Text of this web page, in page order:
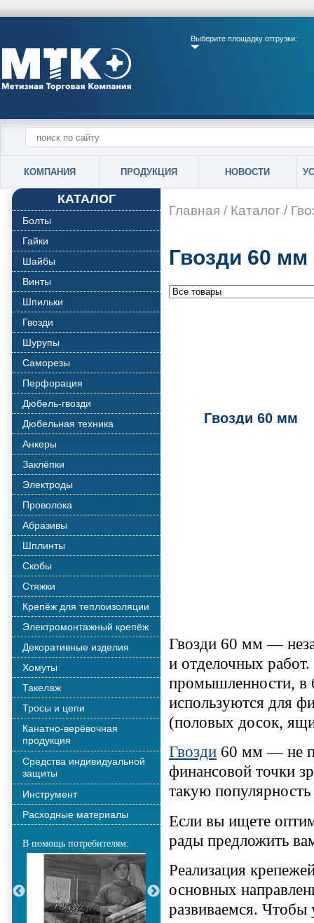
Выберите площадку отгрузки:
КОМПАНИЯ ПРОДУКЦИЯ НОВОСТИ
КАТАЛОГ
Болты
Гайки
Шайбы
Винты
Шпильки
Гвозди
Шурупы
Саморезы
Перфорация
Дюбель-гвозди
Дюбельная техника
Анкеры
Заклёпки
Электроды
Проволока
Абразивы
Шплинты
Скобы
Стяжки
Крепёж для теплоизоляции
Электромонтажный крепёж
Декоративные изделия
Хомуты
Такелаж
Тросы и цепи
Канатно-верёвочная
продукция
Средства индивидуальной
защиты
Инструмент
Расходные материалы
В помощь потребителям:
Главная / Каталог /
Гвозди 60 мм
Гвозди 60 мм
Гвозди 60 мм —
и отделочных
промышленности, в
используются для
(половых досок,
Гвозди 60 мм — не
финансовой точки
такую
Если вы ищете
рады предложить
Реализация
основных
развиваемся.